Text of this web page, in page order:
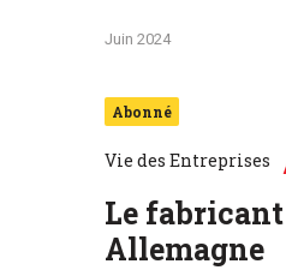
Juin 2024
Abonné
Vie des Entreprises
Le
Allemagne